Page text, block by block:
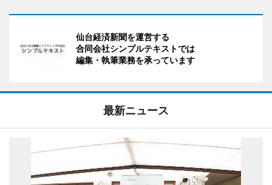
仙台経済新聞を運営する
合同会社シンプルテキストでは
編集・執筆業務を承っています
最新ニュース